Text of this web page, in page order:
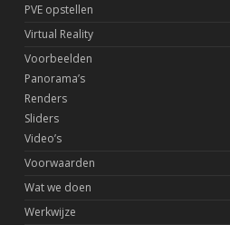
PVE opstellen
Virtual Reality
Voorbeelden
Panorama’s
Renders
Sliders
Video’s
Voorwaarden
Wat we doen
Werkwijze